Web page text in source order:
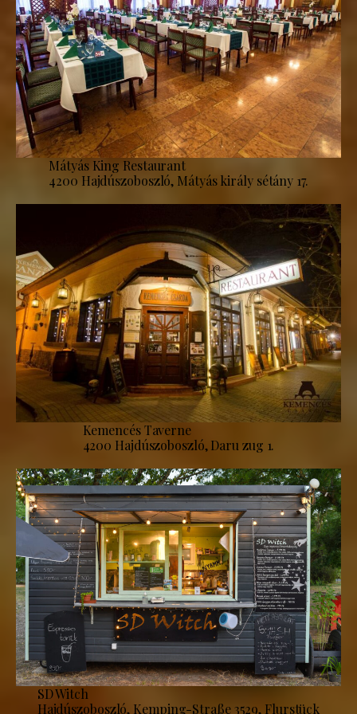
Mátyás King Restaurant
4200 Hajdúszoboszló, Mátyás király sétány 17.
Kemencés Taverne
4200 Hajdúszoboszló, Daru zug 1.
SD Witch
Hajdúszoboszló, Kemping-Straße 3529, Flurstück